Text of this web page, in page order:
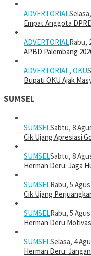
ADVERTORIAL
Empat Anggota
ADVERTORIALRabu,
APBD Palembang
ADVERTORIAL, OKU
Bupati OKU Ajak
SUMSEL
SUMSELSabtu, 8
Cik Ujang Apresiasi
SUMSELSabtu, 8
Herman Deru: Jaga
SUMSELRabu, 5
Cik Ujang
SUMSELRabu, 5
Herman Deru
SUMSELSelasa, 4
Herman Deru: